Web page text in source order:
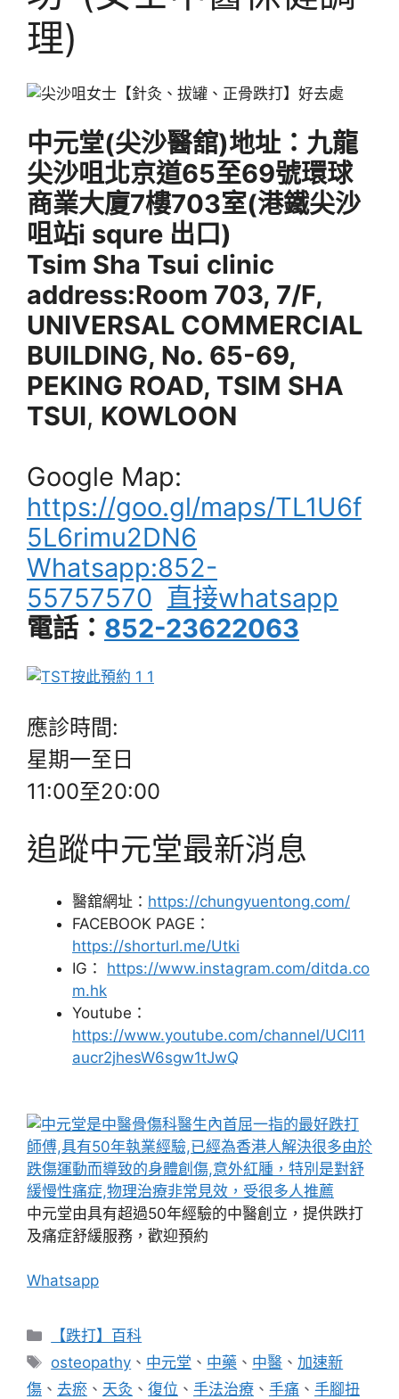
理)
中元堂(尖沙醫舘)地址 ：九龍
尖沙咀北京道65至69號環球
商業大廈7樓703室(港鐵尖沙
咀站i squre 出口)
Tsim Sha Tsui clinic
address:Room 703, 7/F,
UNIVERSAL COMMERCIAL
BUILDING, No. 65-69,
PEKING ROAD, TSIM SHA
TSUI, KOWLOON
Google Map:
https://goo.gl/maps/TL1U6f
5L6rimu2DN6
Whatsapp:852-
55757570 直接whatsapp
電話： 852-23622063
應診時間:
星期一至日
11:00至20:00
追蹤中元堂最新消息
醫舘網址： https://chungyuentong.com/
FACEBOOK PAGE：
https://shorturl.me/Utki
IG： https://www.instagram.com/ditda.co
m.hk
Youtube：
https://www.youtube.com/channel/UCl11
aucr2jhesW6sgw1tJwQ
中元堂由具有超過50年經驗的中醫創立，提供跌打
及痛症舒緩服務，歡迎預約
Whatsapp
分
類
【跌打】百科
標
籤
osteopathy 、 中元堂 、 中藥 、 中醫 、加速新
傷 、 去瘀 、 天灸 、 復位 、 手法治療 、 手痛 、 手腳扭